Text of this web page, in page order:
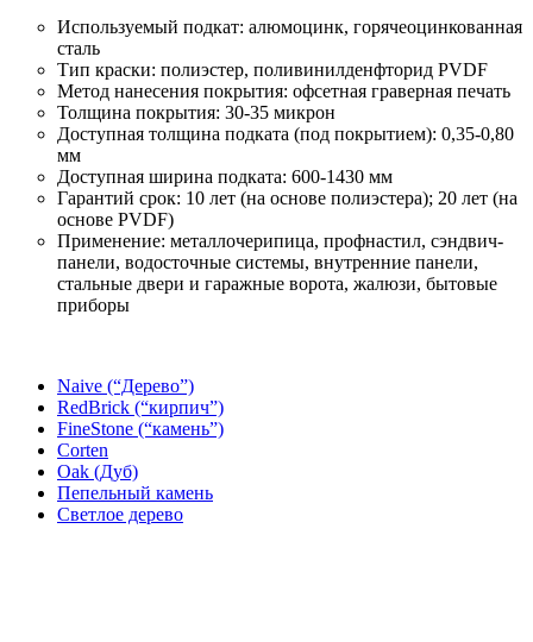
Используемый подкат: алюмоцинк, горячеоцинкованная
сталь
Тип краски: полиэстер, поливинилденфторид PVDF
Метод нанесения покрытия: офсетная граверная печать
Толщина покрытия: 30-35 микрон
Доступная толщина подката (под покрытием): 0,35-0,80
мм
Доступная ширина подката: 600-1430 мм
Гарантий срок: 10 лет (на основе полиэстера); 20 лет (на
основе PVDF)
Применение: металлочерипица, профнастил, сэндвич-
панели, водосточные системы, внутренние панели,
стальные двери и гаражные ворота, жалюзи, бытовые
приборы
Naive (“Дерево”)
RedBrick (“кирпич”)
FineStone (“камень”)
Corten
Oak (Дуб)
Пепельный камень
Светлое дерево